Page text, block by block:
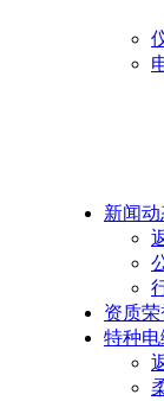
新闻
资质
特种电